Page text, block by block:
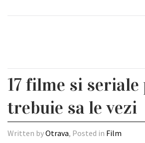
17 filme si seriale
trebuie sa le vezi
Written byOtrava, Posted in Film